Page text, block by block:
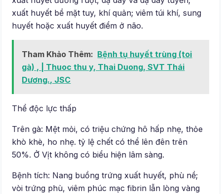
xuất huyết bề mặt tuy, khí quản; viêm túi khí, sung
huyết hoặc xuất huyết điểm ở não.
Tham Khảo Thêm: Bệnh tụ huyết trùng (toi
gà) , | Thuoc thu y, Thai Duong, SVT Thái
Dương., JSC
Thể độc lực thấp
Trên gà: Mệt mỏi, có triệu chứng hô hấp nhẹ, thỏe
khò khè, ho nhẹ. tỷ lệ chết có thể lên đên trên
50%. Ở Vịt không có biểu hiện lâm sàng.
Bệnh tích: Nang buồng trứng xuất huyết, phù nề;
vòi trứng phù, viêm phúc mạc fibrin lẫn lòng vàng